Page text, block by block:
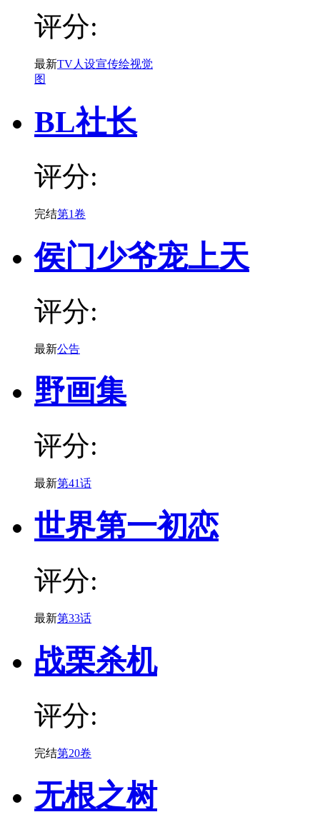
评分:
最新TV人设宣传绘视觉
图
BL社长
评分:
完结第1卷
侯门少爷宠上天
评分:
最新公告
野画集
评分:
最新第41话
世界第一初恋
评分:
最新第33话
战栗杀机
评分:
完结第20卷
无根之树